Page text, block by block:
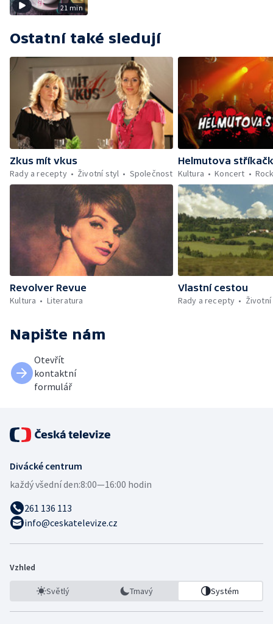
21 min
Ostatní také sledují
Zkus mít vkus
Rady a recepty
Životní styl Společnost
Helmutova
Kultura
Koncert
Revolver Revue
Kultura
Literatura
Vlastní cestou
Rady a recepty
Napište nám
Otevřít
kontaktní
formulář
Divácké centrum
každý všední den:8:00—16:00 hodin
261 136 113
info@ceskatelevize.cz
Vzhled
Světlý Tmavý Systém